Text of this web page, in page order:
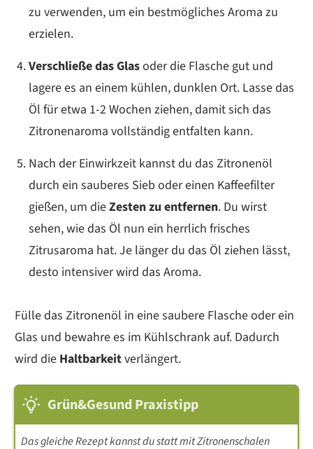
zu verwenden, um ein bestmögliches Aroma zu
erzielen.
Verschließe das Glasoder die Flasche gut und
lagere es an einem kühlen, dunklen Ort. Lasse das
Öl für etwa 1-2 Wochen ziehen, damit sich das
Zitronenaroma vollständig entfalten kann.
Nach der Einwirkzeit kannst du das Zitronenöl
durch ein sauberes Sieb oder einen Kaffeefilter
gießen, um dieZesten zu entfernen. Du wirst
sehen, wie das Öl nun ein herrlich frisches
Zitrusaroma hat. Je länger du das Öl ziehen lässt,
desto intensiver wird das Aroma.
Fülle das Zitronenöl in eine saubere Flasche oder ein
Glas und bewahre es im Kühlschrank auf. Dadurch
wird die Haltbarkeitverlängert.
Grün&Gesund Praxistipp
Das gleiche Rezept kannst du statt mit Zitronenschalen